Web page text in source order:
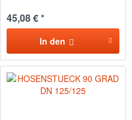
45,08 € *
In den